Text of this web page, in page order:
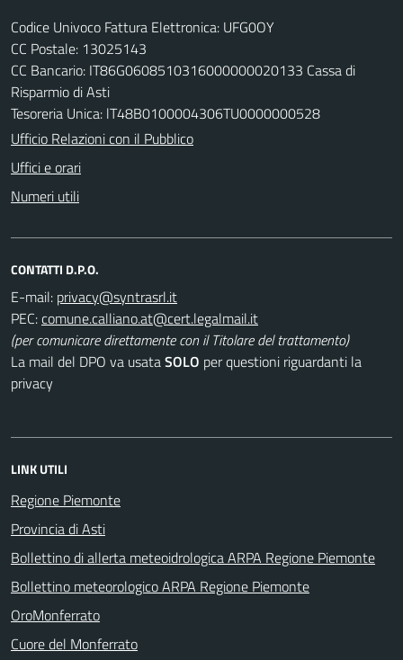
Codice Univoco Fattura Elettronica: UFG0OY
CC Postale: 13025143
CC Bancario: IT86G0608510316000000020133 Cassa di
Risparmio di Asti
Tesoreria Unica: lT48B0100004306TU0000000528
Ufficio Relazioni con il Pubblico
Uffici e orari
Numeri utili
CONTATTI D.P.O.
E-mail:
PEC:
(per comunicare direttamente con il Titolare del trattamento)
La mail del DPO va usataSOLO per questioni riguardanti la
privacy
LINK UTILI
Regione Piemonte
Provincia di Asti
Bollettino di allerta meteoidrologica ARPA Regione Piemonte
Bollettino meteorologico ARPA Regione Piemonte
OroMonferrato
Cuore del Monferrato